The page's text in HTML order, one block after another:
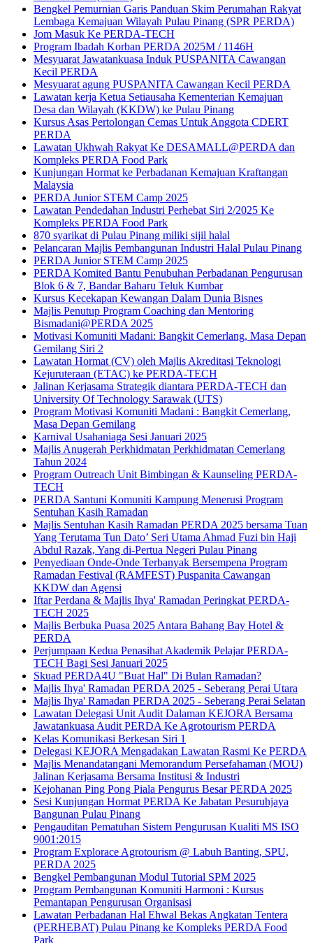
Bengkel Pemurnian Garis Panduan Skim Perumahan Rakyat
Lembaga Kemajuan Wilayah Pulau Pinang (SPR PERDA)
Jom Masuk Ke PERDA-TECH
Program Ibadah Korban PERDA 2025M / 1146H
Mesyuarat Jawatankuasa Induk PUSPANITA Cawangan
Kecil PERDA
Mesyuarat agung PUSPANITA Cawangan Kecil PERDA
Lawatan kerja Ketua Setiausaha Kementerian Kemajuan
Desa dan Wilayah (KKDW) ke Pulau Pinang
Kursus Asas Pertolongan Cemas Untuk Anggota CDERT
PERDA
Lawatan Ukhwah Rakyat Ke DESAMALL@PERDA dan
Kompleks PERDA Food Park
Kunjungan Hormat ke Perbadanan Kemajuan Kraftangan
Malaysia
PERDA Junior STEM Camp 2025
Lawatan Pendedahan Industri Perhebat Siri 2/2025 Ke
Kompleks PERDA Food Park
870 syarikat di Pulau Pinang miliki sijil halal
Pelancaran Majlis Pembangunan Industri Halal Pulau Pinang
PERDA Junior STEM Camp 2025
PERDA Komited Bantu Penubuhan Perbadanan Pengurusan
Blok 6 & 7, Bandar Baharu Teluk Kumbar
Kursus Kecekapan Kewangan Dalam Dunia Bisnes
Majlis Penutup Program Coaching dan Mentoring
Bismadani@PERDA 2025
Motivasi Komuniti Madani: Bangkit Cemerlang, Masa Depan
Gemilang Siri 2
Lawatan Hormat (CV) oleh Majlis Akreditasi Teknologi
Kejuruteraan (ETAC) ke PERDA-TECH
Jalinan Kerjasama Strategik diantara PERDA-TECH dan
University Of Technology Sarawak (UTS)
Program Motivasi Komuniti Madani : Bangkit Cemerlang,
Masa Depan Gemilang
Karnival Usahaniaga Sesi Januari 2025
Majlis Anugerah Perkhidmatan Perkhidmatan Cemerlang
Tahun 2024
Program Outreach Unit Bimbingan & Kaunseling PERDA-
TECH
PERDA Santuni Komuniti Kampung Menerusi Program
Sentuhan Kasih Ramadan
Majlis Sentuhan Kasih Ramadan PERDA 2025 bersama Tuan
Yang Terutama Tun Dato’ Seri Utama Ahmad Fuzi bin Haji
Abdul Razak, Yang di-Pertua Negeri Pulau Pinang
Penyediaan Onde-Onde Terbanyak Bersempena Program
Ramadan Festival (RAMFEST) Puspanita Cawangan
KKDW dan Agensi
Iftar Perdana & Majlis Ihya' Ramadan Peringkat PERDA-
TECH 2025
Majlis Berbuka Puasa 2025 Antara Bahang Bay Hotel &
PERDA
Perjumpaan Kedua Penasihat Akademik Pelajar PERDA-
TECH Bagi Sesi Januari 2025
Skuad PERDA4U "Buat Hal" Di Bulan Ramadan?
Majlis Ihya' Ramadan PERDA 2025 - Seberang Perai Utara
Majlis Ihya' Ramadan PERDA 2025 - Seberang Perai Selatan
Lawatan Delegasi Unit Audit Dalaman KEJORA Bersama
Jawatankuasa Audit PERDA Ke Agrotourism PERDA
Kelas Komunikasi Berkesan Siri 1
Delegasi KEJORA Mengadakan Lawatan Rasmi Ke PERDA
Majlis Menandatangani Memorandum Persefahaman (MOU)
Jalinan Kerjasama Bersama Institusi & Industri
Kejohanan Ping Pong Piala Pengurus Besar PERDA 2025
Sesi Kunjungan Hormat PERDA Ke Jabatan Pesuruhjaya
Bangunan Pulau Pinang
Pengauditan Pematuhan Sistem Pengurusan Kualiti MS ISO
9001:2015
Program Explorace Agrotourism @ Labuh Banting, SPU,
PERDA 2025
Bengkel Pembangunan Modul Tutorial SPM 2025
Program Pembangunan Komuniti Harmoni : Kursus
Pemantapan Pengurusan Organisasi
Lawatan Perbadanan Hal Ehwal Bekas Angkatan Tentera
(PERHEBAT) Pulau Pinang ke Kompleks PERDA Food
Park